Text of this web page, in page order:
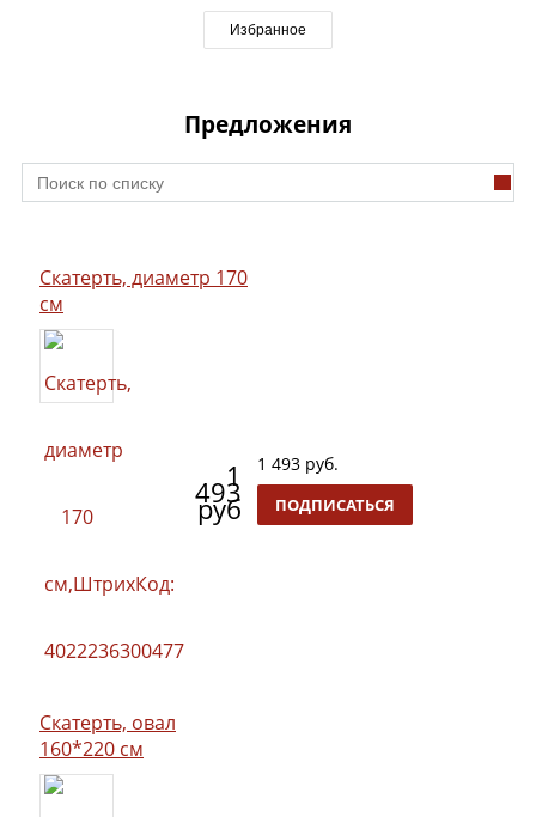
Избранное
Предложения
Скатерть, диаметр 170
см
1
493
руб
1 493 руб.
ПОДПИСАТЬСЯ
Скатерть, овал
160*220 см